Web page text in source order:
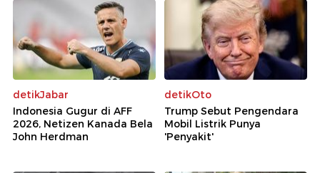
detikJabar
Indonesia Gugur di AFF
2026, Netizen Kanada Bela
John Herdman
detikOto
Trump Sebut Pengendara
Mobil Listrik Punya
'Penyakit'